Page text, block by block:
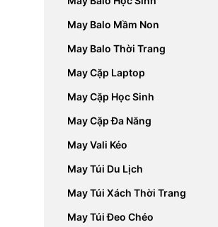
May Balo Mầm Non
May Balo Thời Trang
May Cặp Laptop
May Cặp Học Sinh
May Cặp Đa Năng
May Vali Kéo
May Túi Du Lịch
May Túi Xách Thời Trang
May Túi Đeo Chéo